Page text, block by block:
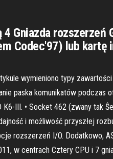
Gniazda rozszerzeń
Codec'97) lub kartę
wymieniono typy
paska komunikatów podczas
K6-III. • Socket 462 (zwany tak
i możliwość przyszłej
rozszerzeń I/O. Dodatkowo,
w centrach Cztery CPU i 7